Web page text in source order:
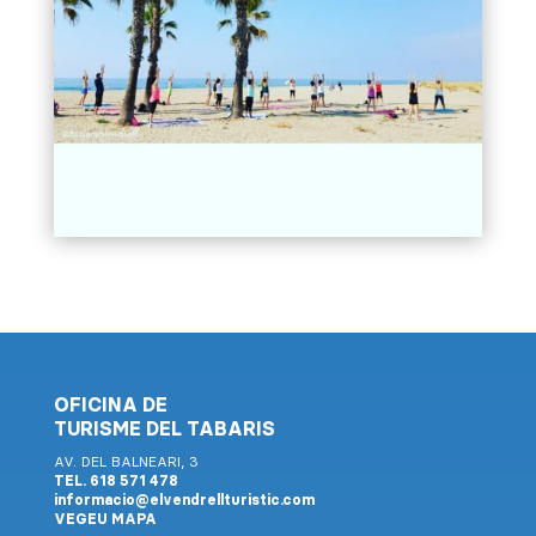
OFICINA DE
TURISME DEL TABARIS
AV. DEL BALNEARI, 3
TEL. 618 571 478
informacio@elvendrellturistic.com
VEGEU MAPA